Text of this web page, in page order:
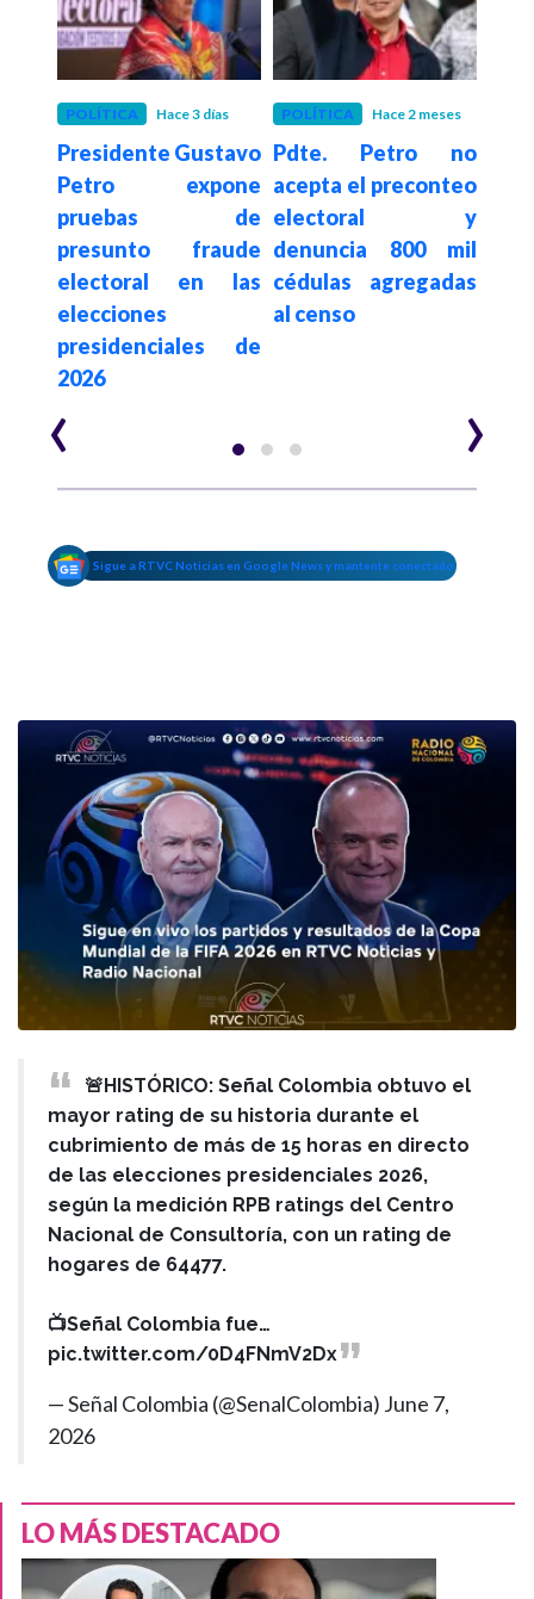
POLÍTICA Hace 3 días
Presidente Gustavo
Petro expone
pruebas de
presunto fraude
electoral en las
elecciones
presidenciales de
2026
POLÍTICA Hace 2 meses
Pdte. Petro no
acepta el preconteo
electoral y
denuncia 800 mil
cédulas agregadas
al censo
‹ ›
Sigue a RTVC Noticias en Google News y mantente conectado
🚨HISTÓRICO: Señal Colombia obtuvo el
mayor rating de su historia durante el
cubrimiento de más de 15 horas en directo
de las elecciones presidenciales 2026,
según la medición RPB ratings del Centro
Nacional de Consultoría, con un rating de
hogares de 64477.
📺Señal Colombia fue…
pic.twitter.com/0D4FNmV2Dx
— Señal Colombia (@SenalColombia) June 7,
2026
LO MÁS DESTACADO